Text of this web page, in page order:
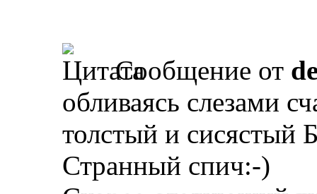
Сообщение от
обливаясь слезами
толстый и сисястый
Странный спич:-)